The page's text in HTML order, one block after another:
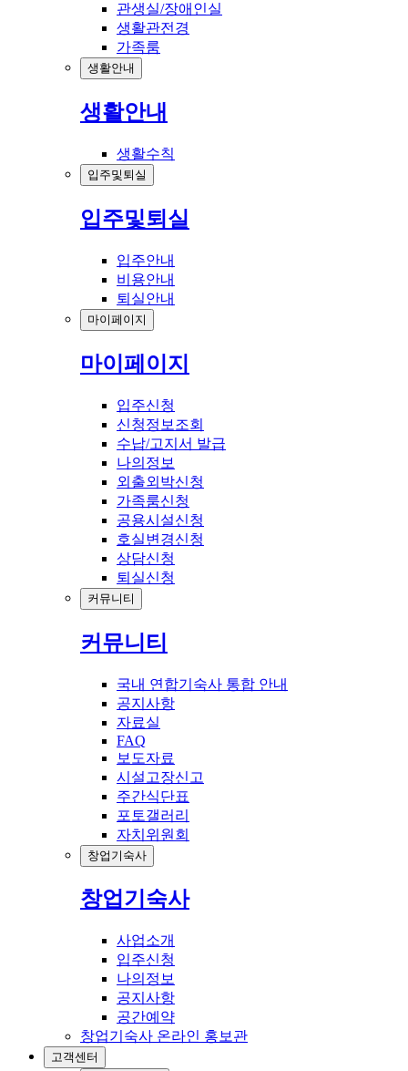
관생실/장애인실
생활관전경
가족룸
생활안내
생활안내
생활수칙
입주및퇴실
입주및퇴실
입주안내
비용안내
퇴실안내
마이페이지
마이페이지
입주신청
신청정보조회
수납/고지서 발급
나의정보
외출외박신청
가족룸신청
공용시설신청
호실변경신청
상담신청
퇴실신청
커뮤니티
커뮤니티
국내 연합기숙사 통합 안내
공지사항
자료실
FAQ
보도자료
시설고장신고
주간식단표
포토갤러리
자치위원회
창업기숙사
창업기숙사
사업소개
입주신청
나의정보
공지사항
공간예약
창업기숙사 온라인 홍보관
고객센터